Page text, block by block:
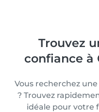
Trouvez
confiance à
Vous recherchez
? Trouvez
idéale pour votre